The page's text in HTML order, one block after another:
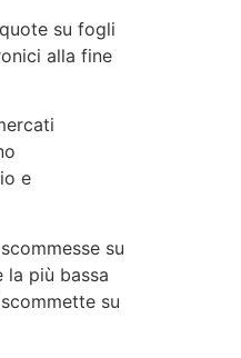
su fogli
alla fine
e
su
la più bassa
su